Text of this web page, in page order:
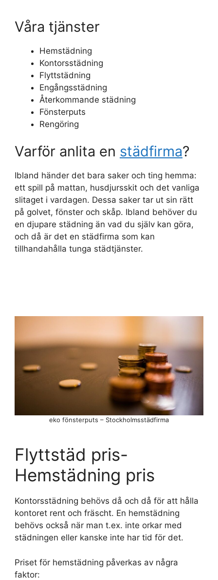
Våra tjänster
Hemstädning
Kontorsstädning
Flyttstädning
Engångsstädning
Återkommande städning
Fönsterputs
Rengöring
Varför anlita en städfirma?
Ibland händer det bara saker och ting hemma:
ett spill på mattan, husdjursskit och det vanliga
slitaget i vardagen. Dessa saker tar ut sin rätt
på golvet, fönster och skåp. Ibland behöver du
en djupare städning än vad du själv kan göra,
och då är det en städfirma som kan
tillhandahålla tunga städtjänster.
eko fönsterputs – Stockholmsstädfirma
Flyttstäd pris-
Hemstädning pris
Kontorsstädning behövs då och då för att hålla
kontoret rent och fräscht. En hemstädning
behövs också när man t.ex. inte orkar med
städningen eller kanske inte har tid för det.
Priset för hemstädning påverkas av några
faktor: